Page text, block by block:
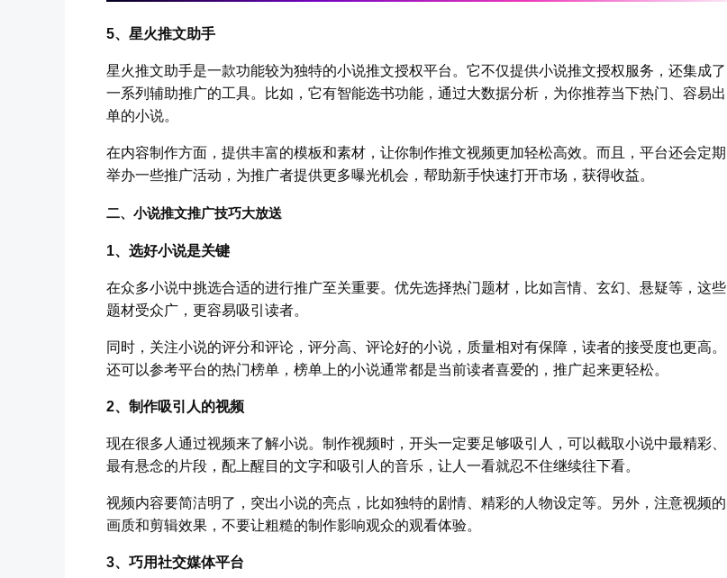
5、星火推文助手
星火推文助手是一款功能较为独特的小说推文授权平台。它不仅提供小说推文授权服务，还集成了
一系列辅助推广的工具。比如，它有智能选书功能，通过大数据分析，为你推荐当下热门、容易出
单的小说。
在内容制作方面，提供丰富的模板和素材，让你制作推文视频更加轻松高效。而且，平台还会定期
举办一些推广活动，为推广者提供更多曝光机会，帮助新手快速打开市场，获得收益。
二、小说推文推广技巧大放送
1、选好小说是关键
在众多小说中挑选合适的进行推广至关重要。优先选择热门题材，比如言情、玄幻、悬疑等，这些
题材受众广，更容易吸引读者。
同时，关注小说的评分和评论，评分高、评论好的小说，质量相对有保障，读者的接受度也更高。
还可以参考平台的热门榜单，榜单上的小说通常都是当前读者喜爱的，推广起来更轻松。
2、制作吸引人的视频
现在很多人通过视频来了解小说。制作视频时，开头一定要足够吸引人，可以截取小说中最精彩、
最有悬念的片段，配上醒目的文字和吸引人的音乐，让人一看就忍不住继续往下看。
视频内容要简洁明了，突出小说的亮点，比如独特的剧情、精彩的人物设定等。另外，注意视频的
画质和剪辑效果，不要让粗糙的制作影响观众的观看体验。
3、巧用社交媒体平台